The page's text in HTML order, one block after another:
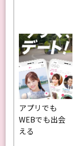
アプリでも
WEBでも出会
える